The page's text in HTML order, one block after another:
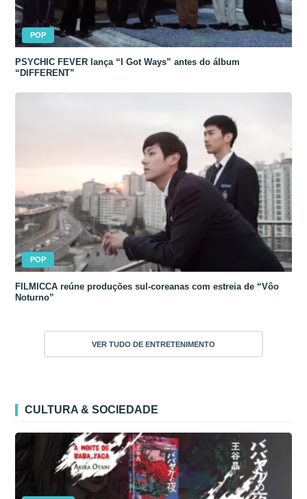
POP
PSYCHIC FEVER lança “I Got Ways” antes do álbum
“DIFFERENT”
POP
FILMICCA reúne produções sul-coreanas com estreia de “Vôo
Noturno”
VER TUDO DE ENTRETENIMENTO
CULTURA & SOCIEDADE